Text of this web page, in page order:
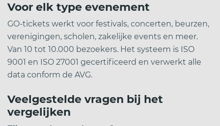
Voor elk type evenement
GO-tickets werkt voor festivals, concerten, beurzen,
verenigingen, scholen, zakelijke events en meer.
Van 10 tot 10.000 bezoekers. Het systeem is ISO
9001 en ISO 27001 gecertificeerd en verwerkt alle
data conform de AVG.
Veelgestelde vragen bij het
vergelijken